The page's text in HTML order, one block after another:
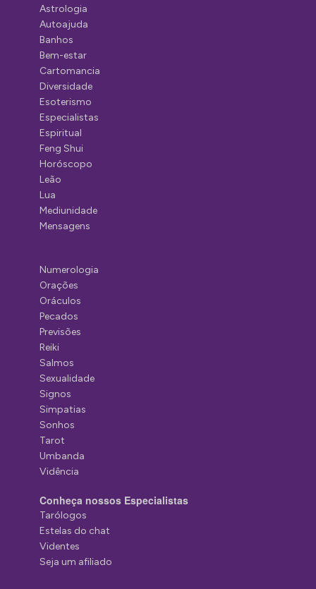
Astrologia
Autoajuda
Banhos
Bem-estar
Cartomancia
Diversidade
Esoterismo
Especialistas
Espiritual
Feng Shui
Horóscopo
Leão
Lua
Mediunidade
Mensagens
Numerologia
Orações
Oráculos
Pecados
Previsões
Reiki
Salmos
Sexualidade
Signos
Simpatias
Sonhos
Tarot
Umbanda
Vidência
Conheça nossos Especialistas
Tarólogos
Estelas do chat
Videntes
Seja um afiliado